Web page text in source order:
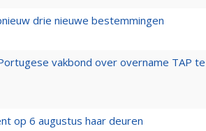
drie nieuwe bestemmingen
vakbond over overname TAP te
op 6 augustus haar deuren